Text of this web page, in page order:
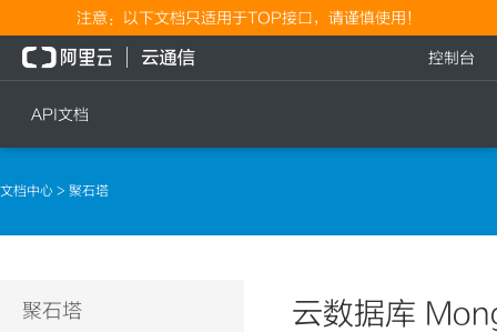
注意：以下文档只适用于TOP接口，请谨慎使用！
API文档
控制台
文档中心 > 聚石塔
聚石塔 云数据库